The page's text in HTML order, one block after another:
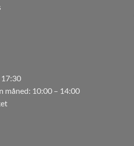
17:30
måned: 10:00 – 14:00